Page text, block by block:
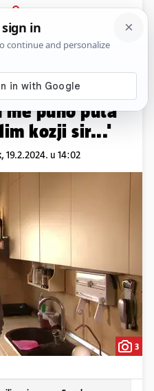
PRIJAVA
Komentari
za 5' otvara
me puno puta
kozji sir...'
19.2.2024. u 14:02
3